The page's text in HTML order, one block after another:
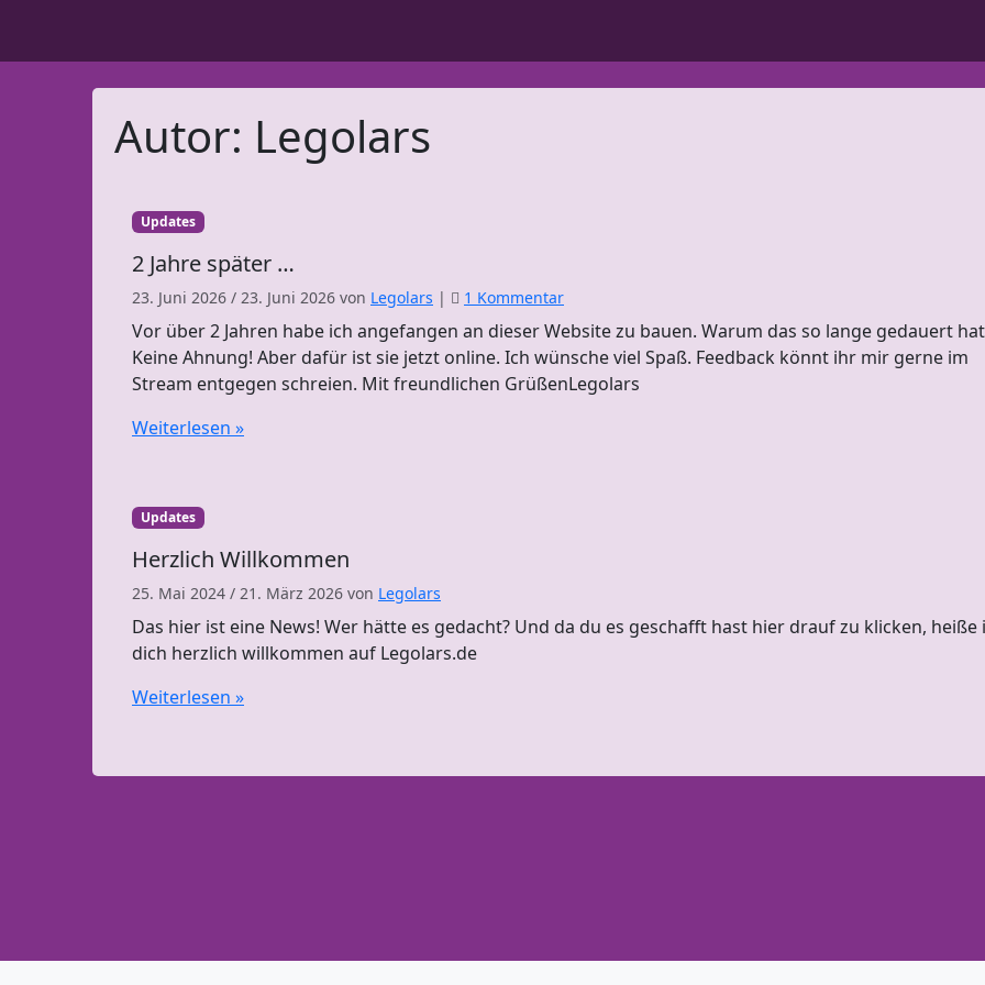
Autor: Legolars
Updates
2 Jahre später …
23. Juni 2026 / 23. Juni 2026 von Legolars | 1 Kommentarz
u
2
a
…
Vor über 2 Jahren habe ich angefangen an dieser Website zu bauen. Warum das so lange gedauert
Keine Ahnung! Aber dafür ist sie jetzt online. Ich wünsche viel Spaß. Feedback könnt ihr mir gerne im
Stream entgegen schreien. Mit freundlichen GrüßenLegolars
Weiterlesen »
Updates
Herzlich Willkommen
25. Mai 2024 / 21. März 2026 von Legolars
Das hier ist eine News! Wer hätte es gedacht? Und da du es geschafft hast hier drauf zu klicken, heiße
dich herzlich willkommen auf Legolars.de
Weiterlesen »